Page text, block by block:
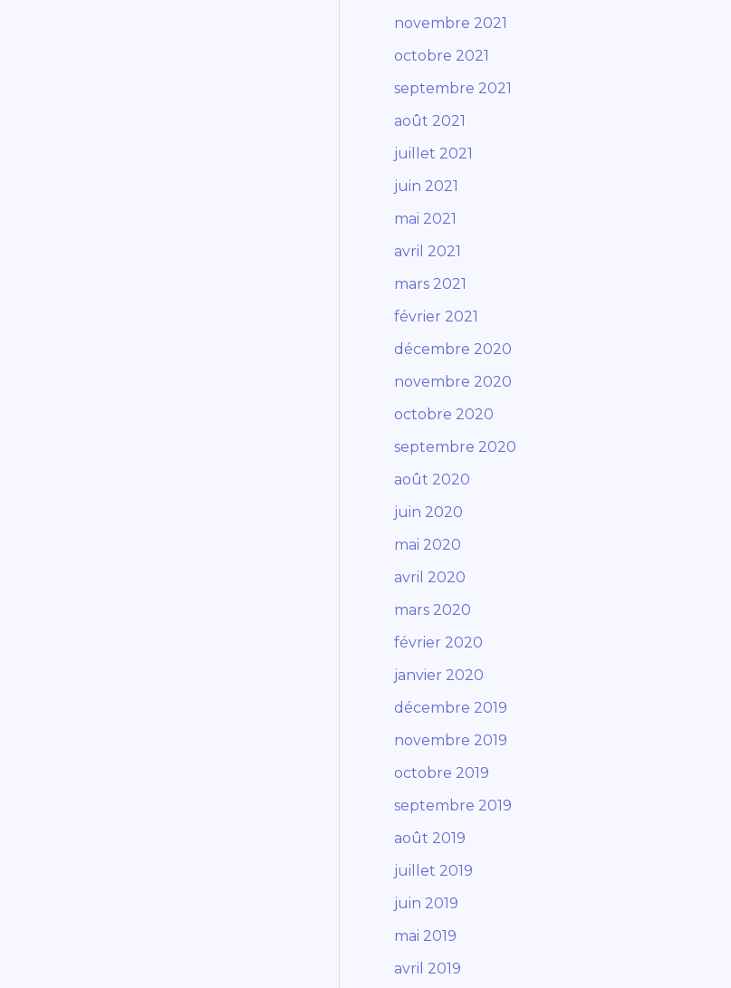
novembre 2021
octobre 2021
septembre 2021
août 2021
juillet 2021
juin 2021
mai 2021
avril 2021
mars 2021
février 2021
décembre 2020
novembre 2020
octobre 2020
septembre 2020
août 2020
juin 2020
mai 2020
avril 2020
mars 2020
février 2020
janvier 2020
décembre 2019
novembre 2019
octobre 2019
septembre 2019
août 2019
juillet 2019
juin 2019
mai 2019
avril 2019